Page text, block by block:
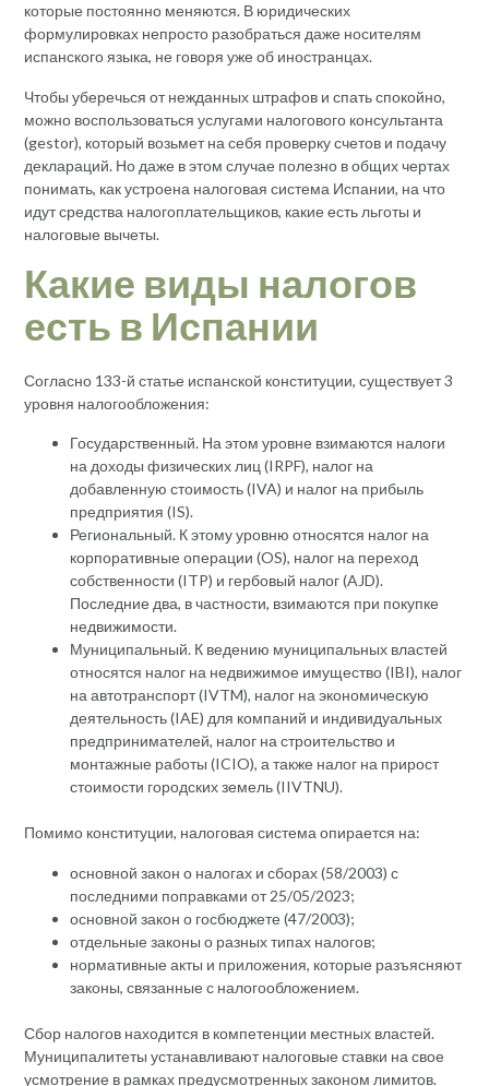
которые постоянно меняются. В юридических
формулировках непросто разобраться даже носителям
испанского языка, не говоря уже об иностранцах.
Чтобы уберечься от нежданных штрафов и спать спокойно,
можно воспользоваться услугами налогового консультанта
(gestor), который возьмет на себя проверку счетов и подачу
деклараций. Но даже в этом случае полезно в общих чертах
понимать, как устроена налоговая система Испании, на что
идут средства налогоплательщиков, какие есть льготы и
налоговые вычеты.
Какие виды налогов
есть в Испании
Согласно 133-й статье испанской конституции, существует 3
уровня налогообложения:
Государственный. На этом уровне взимаются налоги
на доходы физических лиц (IRPF), налог на
добавленную стоимость (IVA) и налог на прибыль
предприятия (IS).
Региональный. К этому уровню относятся налог на
корпоративные операции (OS), налог на переход
собственности (ITP) и гербовый налог (AJD).
Последние два, в частности, взимаются при покупке
недвижимости.
Муниципальный. К ведению муниципальных властей
относятся налог на недвижимое имущество (IBI), налог
на автотранспорт (IVTM), налог на экономическую
деятельность (IAE) для компаний и индивидуальных
предпринимателей, налог на строительство и
монтажные работы (ICIO), а также налог на прирост
стоимости городских земель (IIVTNU).
Помимо конституции, налоговая система опирается на:
основной закон о налогах и сборах (58/2003) с
последними поправками от 25/05/2023;
основной закон о госбюджете (47/2003);
отдельные законы о разных типах налогов;
нормативные акты и приложения, которые разъясняют
законы, связанные с налогообложением.
Сбор налогов находится в компетенции местных властей.
Муниципалитеты устанавливают налоговые ставки на свое
усмотрение в рамках предусмотренных законом лимитов.